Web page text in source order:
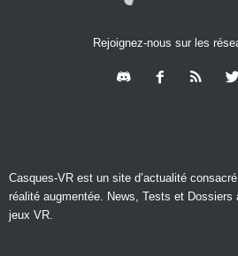
Rejoignez-nous sur les
Casques-VR est un site d’actualité
réalité augmentée. News, Tests et
jeux VR.